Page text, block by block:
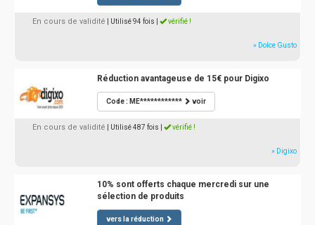
En cours de validité | Utilisé 94 fois vérifié !
» Dolce Gusto
Réduction avantageuse de 15€ pour Digixo
Code : ME************ voir
En cours de validité | Utilisé 487 fois vérifié !
» Digixo
10% sont offerts chaque mercredi sur une
sélection de produits
vers la réduction